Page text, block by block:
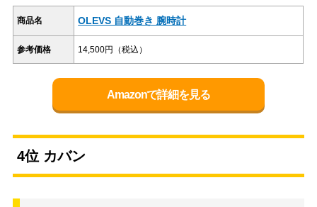
商品名 OLEVS 自動巻き 腕時計
参考価格 14,500円（税込）
Amazonで詳細を見る
4位 カバン